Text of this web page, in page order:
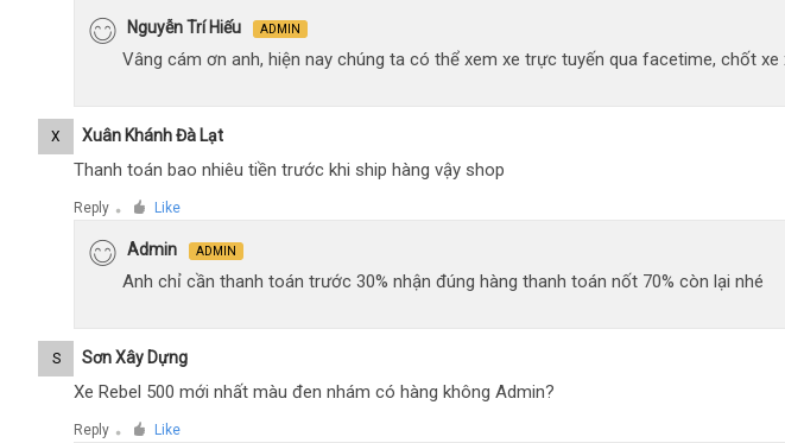
Nguyễn Trí Hiếu ADMIN
Vâng cám ơn anh, hiện nay chúng ta có thể xem xe trực tuyến qua facetime, chốt
X Xuân Khánh Đà Lạt
Thanh toán bao nhiêu tiền trước khi ship hàng vậy shop
Reply ● Like
Admin ADMIN
Anh chỉ cần thanh toán trước 30% nhận đúng hàng thanh toán nốt 70% còn lại nhé
S Sơn Xây Dựng
Xe Rebel 500 mới nhất màu đen nhám có hàng không Admin?
Reply ● Like